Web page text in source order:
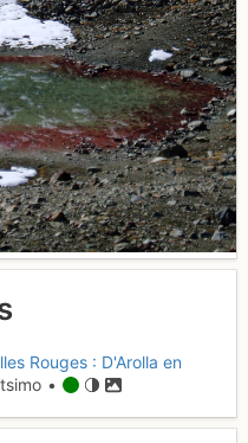
Rouges : D'Arolla en
•